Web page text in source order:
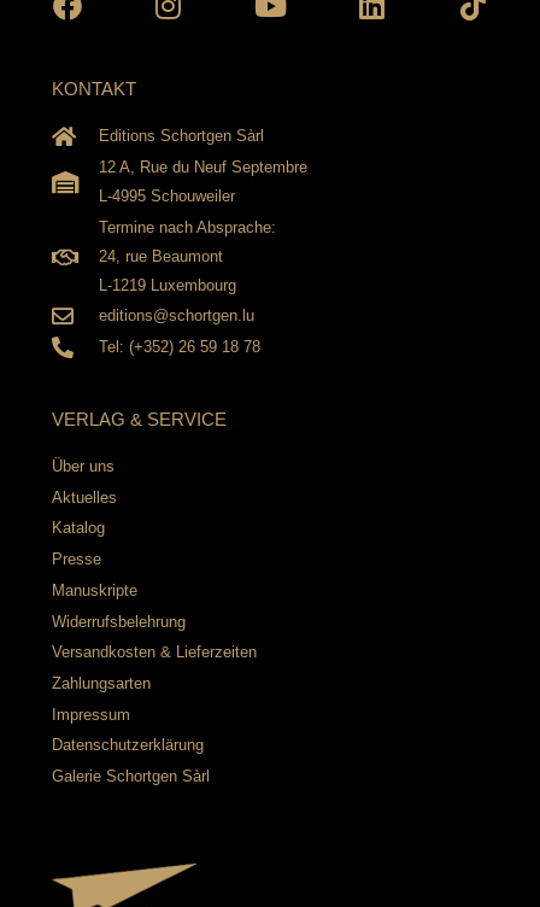
KONTAKT
Editions Schortgen Sàrl
12 A, Rue du Neuf Septembre
L-4995 Schouweiler
Termine nach Absprache:
24, rue Beaumont
L-1219 Luxembourg
editions@schortgen.lu
Tel: (+352) 26 59 18 78
VERLAG & SERVICE
Über uns
Aktuelles
Katalog
Presse
Manuskripte
Widerrufsbelehrung
Versandkosten & Lieferzeiten
Zahlungsarten
Impressum
Datenschutzerklärung
Galerie Schortgen Sàrl